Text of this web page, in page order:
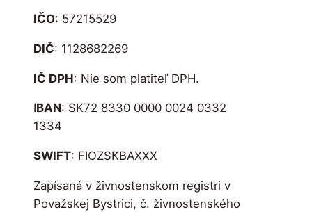
IČO: 57215529
DIČ: 1128682269
IČ DPH: Nie som platiteľ DPH.
IBAN: SK72 8330 0000 0024 0332
1334
SWIFT: FIOZSKBAXXX
Zapísaná v živnostenskom registri v
Považskej Bystrici, č. živnostenského